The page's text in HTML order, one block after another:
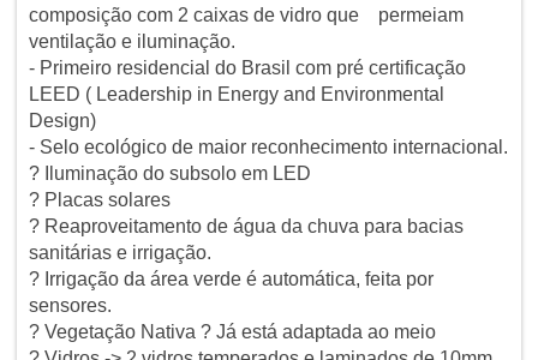
composição com 2 caixas de vidro que permeiam
ventilação e iluminação.
- Primeiro residencial do Brasil com pré certificação
LEED ( Leadership in Energy and Environmental
Design)
- Selo ecológico de maior reconhecimento internacional.
? Iluminação do subsolo em LED
? Placas solares
? Reaproveitamento de água da chuva para bacias
sanitárias e irrigação.
? Irrigação da área verde é automática, feita por
sensores.
? Vegetação Nativa ? Já está adaptada ao meio